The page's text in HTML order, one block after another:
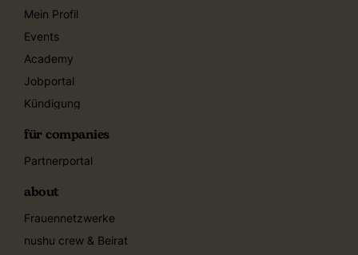
Mein Profil
Events
Academy
Jobportal
Kündigung
für companies
Partnerportal
about
Frauennetzwerke
nushu crew & Beirat